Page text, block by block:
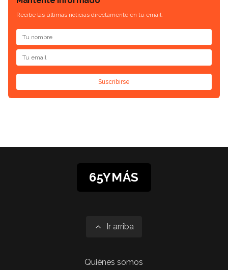
Recibe las últimas noticias directamente en tu email.
Suscribirse
65YMÁS
Ir arriba
Quiénes somos